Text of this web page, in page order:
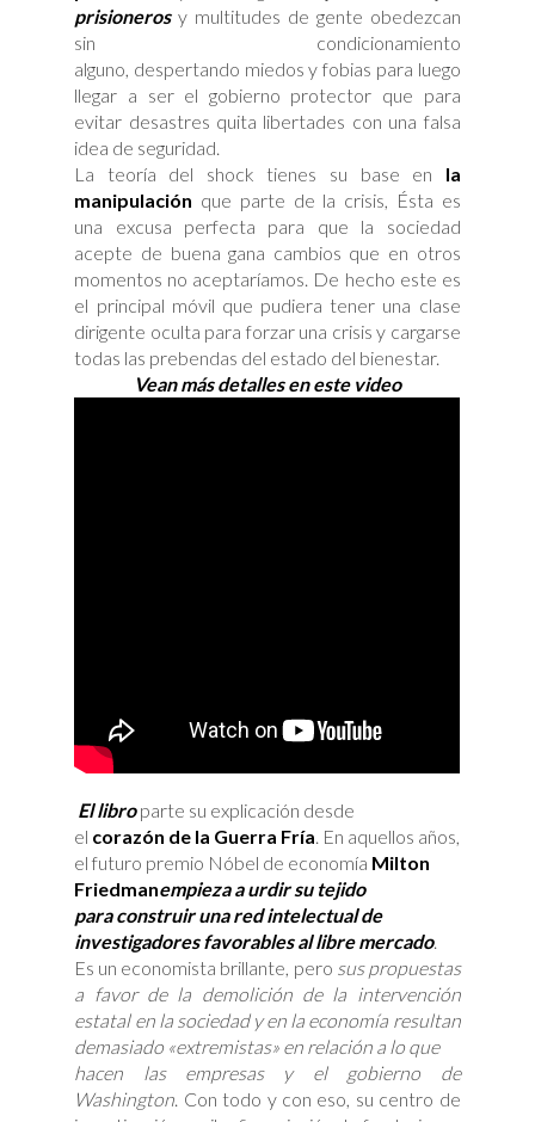
prisionerosy multitudes de gente obedezcan
sin condicionamiento
alguno, despertando miedos y fobias para luego
llegar a ser el gobierno protector que para
evitar desastres quita libertades con una falsa
idea de seguridad.
La teoría del shock tienes su base en la
manipulación que parte de la crisis, Ésta es
una excusa perfecta para que la sociedad
acepte de buena gana cambios que en otros
momentos no aceptaríamos. De hecho este es
el principal móvil que pudiera tener una clase
dirigente oculta para forzar una crisis y cargarse
todas las prebendas del estado del bienestar.
Vean más detalles en este video
El libroparte su explicación desde
el corazón de la Guerra Fría. En aquellos años,
el futuro premio Nóbel de economía Milton
Friedmanempieza a urdir su tejido
para construir una red intelectual de
investigadores favorables al libre mercado.
Es un economista brillante, pero sus propuestas
a favor de la demolición de la intervención
estatal en la sociedad y en la economía resultan
demasiado «extremistas» en relación a lo que
hacen las empresas y el gobierno de
Washington. Con todo y con eso, su centro de